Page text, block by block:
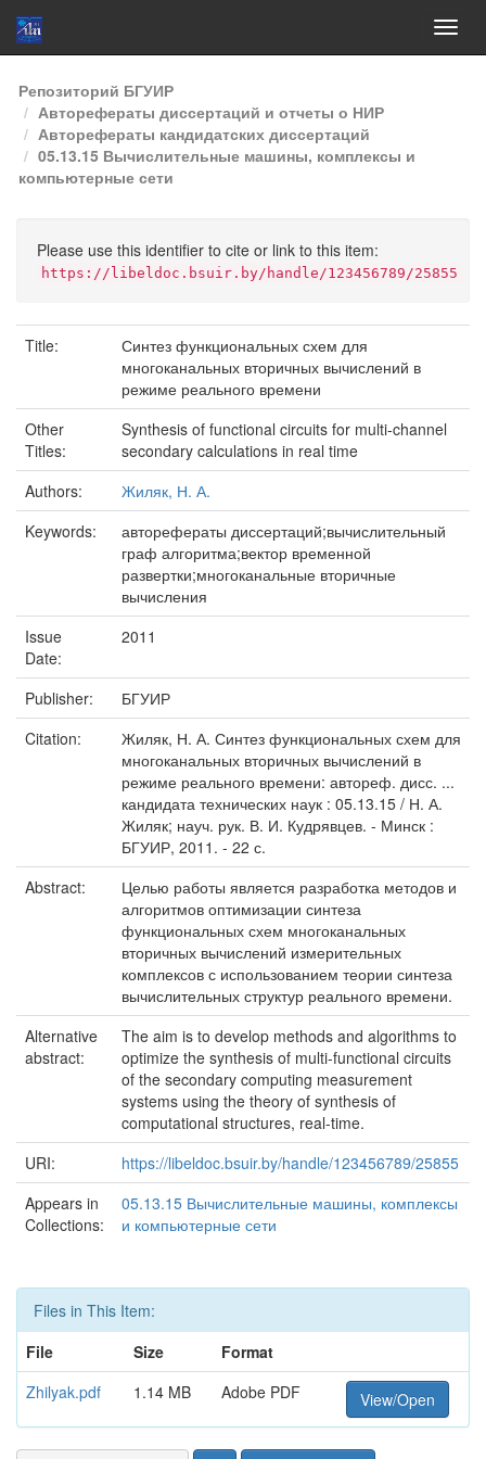
Skip
navigation
Репозиторий БГУИР
Авторефераты диссертаций и отчеты о НИР
Авторефераты кандидатских диссертаций
05.13.15 Вычислительные машины, комплексы и
компьютерные сети
Please use this identifier to cite or link to this item:
https://libeldoc.bsuir.by/handle/123456789/25855
Title:
Синтез функциональных схем для
многоканальных вторичных вычислений в
режиме реального времени
Other
Titles:
Synthesis of functional circuits for multi-channel
secondary calculations in real time
Authors:
Жиляк, Н. А.
Keywords:
авторефераты диссертаций;вычислительный
граф алгоритма;вектор временной
развертки;многоканальные вторичные
вычисления
Issue
Date:
2011
Publisher:
БГУИР
Citation:
Жиляк, Н. А. Синтез функциональных схем для
многоканальных вторичных вычислений в
режиме реального времени: автореф. дисс. ...
кандидата технических наук : 05.13.15 / Н. А.
Жиляк; науч. рук. В. И. Кудрявцев. - Минск :
БГУИР, 2011. - 22 с.
Abstract:
Целью работы является разработка методов и
алгоритмов оптимизации синтеза
функциональных схем многоканальных
вторичных вычислений измерительных
комплексов с использованием теории синтеза
вычислительных структур реального времени.
Alternative
abstract:
The aim is to develop methods and algorithms to
optimize the synthesis of multi-functional circuits
of the secondary computing measurement
systems using the theory of synthesis of
computational structures, real-time.
URI:
https://libeldoc.bsuir.by/handle/123456789/25855
Appears in
Collections:
05.13.15 Вычислительные машины, комплексы
и компьютерные сети
Files in This Item:
File
Size
Format
Zhilyak.pdf
1.14 MB Adobe PDF View/Open